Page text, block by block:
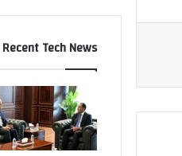
Recent Tech News